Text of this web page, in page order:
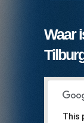
Waar
This